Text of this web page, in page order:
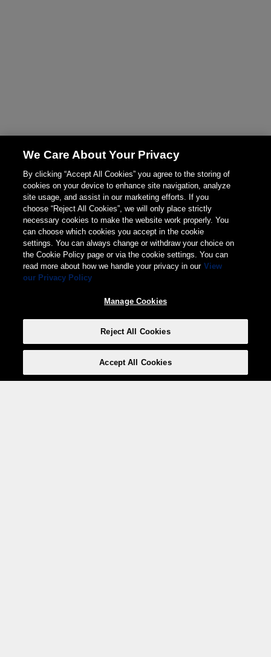
We Care About Your Privacy
By clicking “Accept All Cookies” you agree to the storing of
cookies on your device to enhance site navigation, analyze
site usage, and assist in our marketing efforts. If you
choose “Reject All Cookies”, we will only place strictly
necessary cookies to make the website work properly. You
can choose which cookies you accept in the cookie
settings. You can always change or withdraw your choice on
the Cookie Policy page or via the cookie settings. You can
read more about how we handle your privacy in our View
our Privacy Policy
Manage Cookies
Reject All Cookies
Accept All Cookies